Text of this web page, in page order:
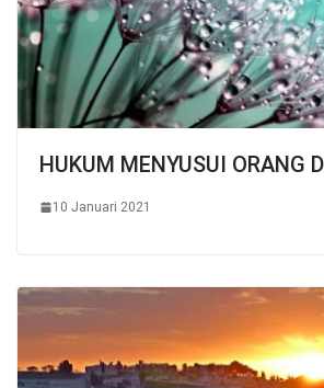
HUKUM MENYUSUI ORANG
10 Januari 2021